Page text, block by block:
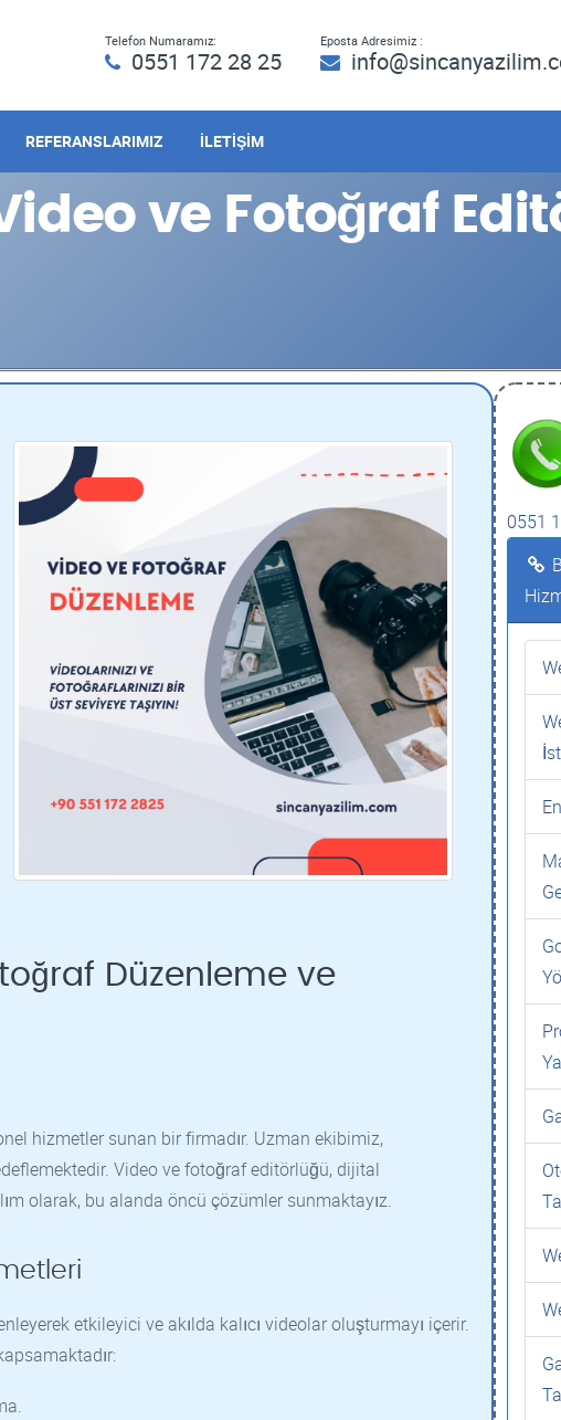
Telefon Numaramız:
0551 172 28 25
Eposta Adresimiz :
REFERANSLARIMIZ İLETİŞİM
ve Fotoğraf
Düzenleme ve
hizmetler sunan bir firmadır. Uzman ekibimiz,
Video ve fotoğraf editörlüğü, dijital
olarak, bu alanda öncü çözümler sunmaktayız.
etkileyici ve akılda kalıcı videolar oluşturmayı içerir.
0551